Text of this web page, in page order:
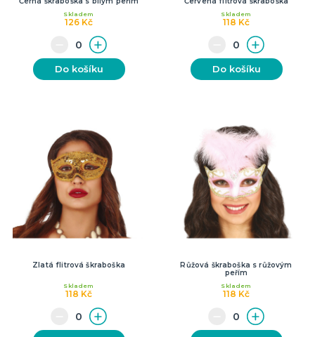
126 Kč
Skladem
Do košíku
118 Kč
Skladem
Do košíku
Zlatá flitrová škraboška
118 Kč
Skladem
Růžová škraboška s růžovým
peřím
118 Kč
Skladem